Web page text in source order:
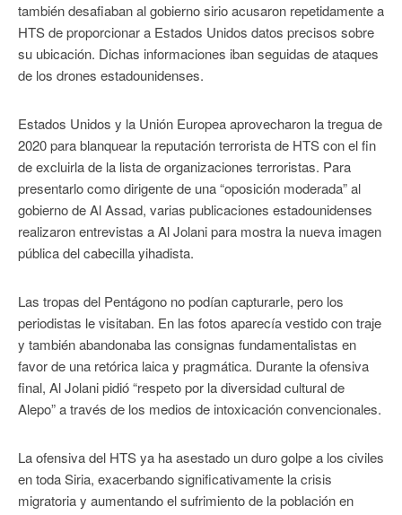
también desafiaban al gobierno sirio acusaron repetidamente a
HTS de proporcionar a Estados Unidos datos precisos sobre
su ubicación. Dichas informaciones iban seguidas de ataques
de los drones estadounidenses.
Estados Unidos y la Unión Europea aprovecharon la tregua de
2020 para blanquear la reputación terrorista de HTS con el fin
de excluirla de la lista de organizaciones terroristas. Para
presentarlo como dirigente de una “oposición moderada” al
gobierno de Al Assad, varias publicaciones estadounidenses
realizaron entrevistas a Al Jolani para mostra la nueva imagen
pública del cabecilla yihadista.
Las tropas del Pentágono no podían capturarle, pero los
periodistas le visitaban. En las fotos aparecía vestido con traje
y también abandonaba las consignas fundamentalistas en
favor de una retórica laica y pragmática. Durante la ofensiva
final, Al Jolani pidió “respeto por la diversidad cultural de
Alepo” a través de los medios de intoxicación convencionales.
La ofensiva del HTS ya ha asestado un duro golpe a los civiles
en toda Siria, exacerbando significativamente la crisis
migratoria y aumentando el sufrimiento de la población en